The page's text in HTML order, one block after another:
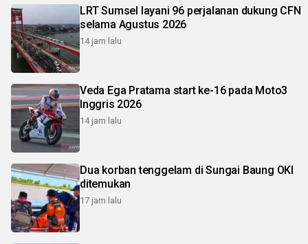
LRT Sumsel layani 96 perjalanan dukung CFN
selama Agustus 2026
14 jam lalu
Veda Ega Pratama start ke-16 pada Moto3
Inggris 2026
14 jam lalu
Dua korban tenggelam di Sungai Baung OKI
ditemukan
17 jam lalu